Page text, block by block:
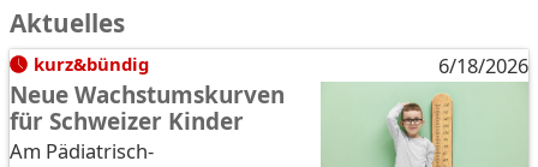
Aktuelles
kurz&bündig 6/18/2026
Neue Wachstumskurven
für Schweizer Kinder
Am Pädiatrisch-